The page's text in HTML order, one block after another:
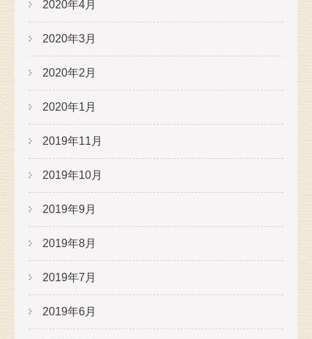
2020年4月
2020年3月
2020年2月
2020年1月
2019年11月
2019年10月
2019年9月
2019年8月
2019年7月
2019年6月